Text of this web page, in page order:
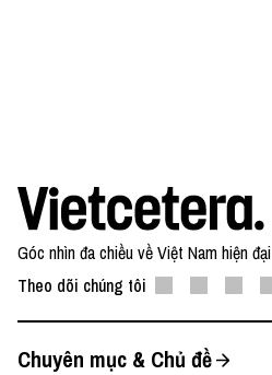
Góc nhìn đa chiều về Việt Nam hiện đại
Theo dõi chúng tôi
Chuyên mục & Chủ đề